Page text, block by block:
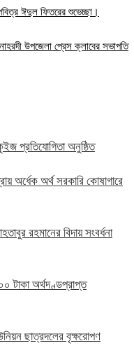
ঈদুল ফিতরের শুভেচ্ছা।
উপজেলা প্রেস ক্লাবের সভাপতি
প্রতিযোগিতা অনুষ্ঠিত
অর্ধেক অর্থ সরকারি কোষাগারে
রহমানের বিদায় সংবর্ধনা
টাকা অর্থদণ্ডপ্রাপ্ত
ছাত্রদলের বৃক্ষরোপণ